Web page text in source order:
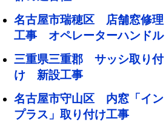
名古屋市瑞穂区 店舗窓修理
工事 オペレーターハンドル
三重県三重郡 サッシ取り付
け 新設工事
名古屋市守山区 内窓「イン
プラス」取り付け工事